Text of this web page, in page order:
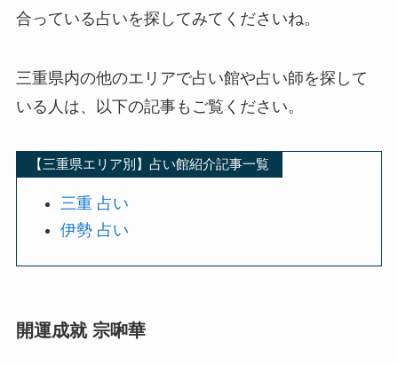
合っている占いを探してみてくださいね。
三重県内の他のエリアで占い館や占い師を探して
いる人は、以下の記事もご覧ください。
【三重県エリア別】占い館紹介記事一覧
三重 占い
伊勢 占い
開運成就 宗啝華